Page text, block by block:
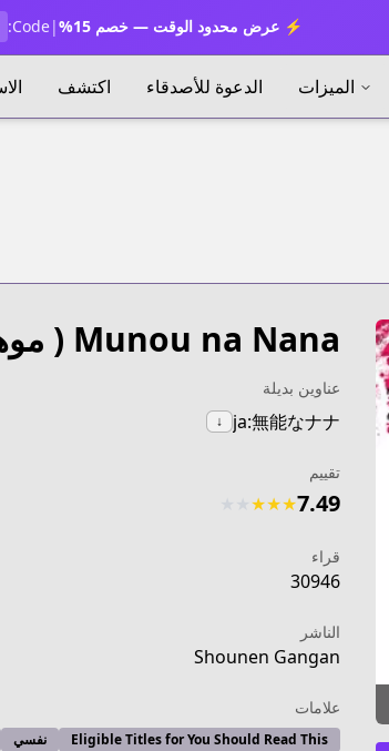
⚡ عرض محدود الوقت — خصم 15% |
Code:
الميزات الدعوة للأصدقاء اكتشف
Munou na Nana
(
عناوين بديلة
ja:無能なナナ
↓
تقييم
7.49
★
★
★
قراء
30946
الناشر
Shounen Gangan
علامات
Eligible Titles for You Should Read This نفسي